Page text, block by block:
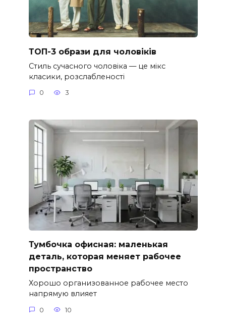
ТОП-3 образи для чоловіків
Стиль сучасного чоловіка — це мікс
класики, розслабленості
0 3
Тумбочка офисная: маленькая
деталь, которая меняет рабочее
пространство
Хорошо организованное рабочее место
напрямую влияет
0 10